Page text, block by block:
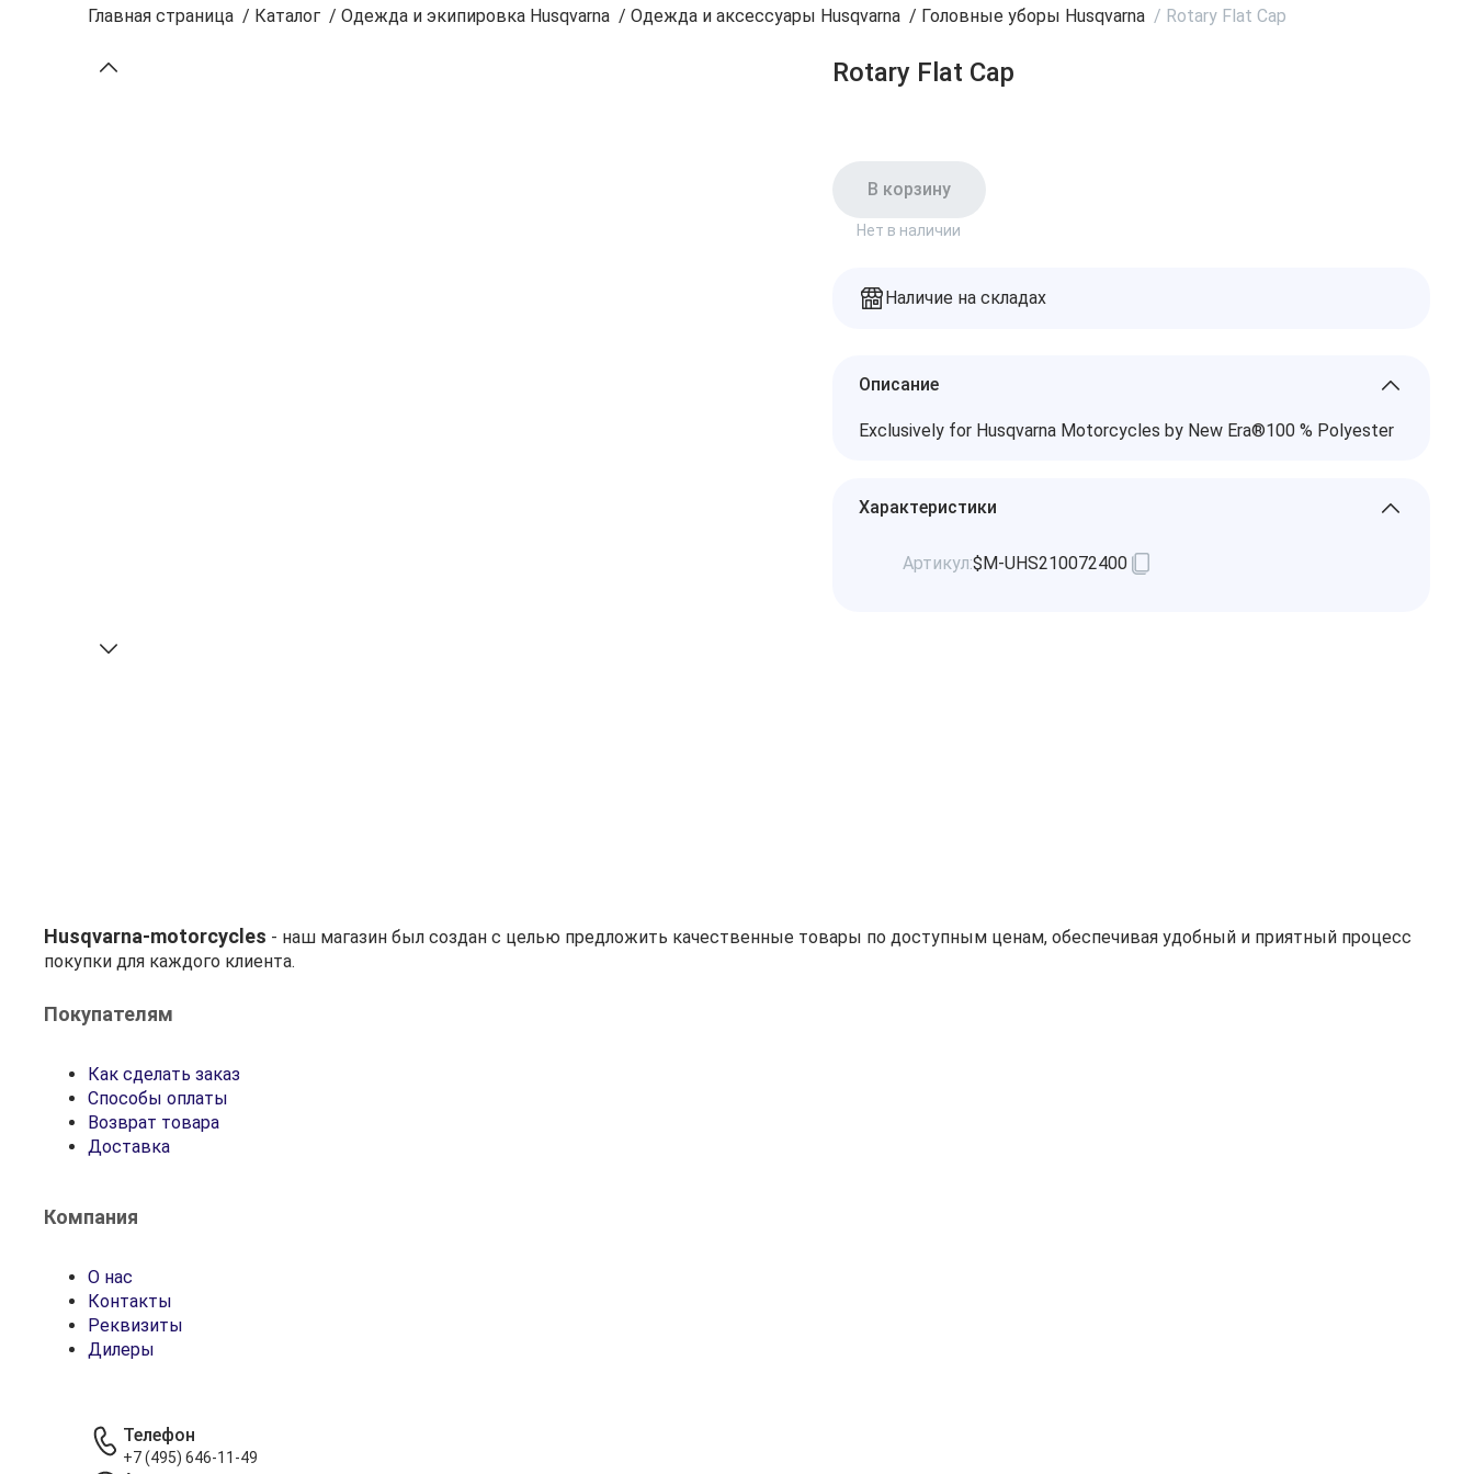
Главная страница / Каталог / Одежда и экипировка Husqvarna / Одежда и аксессуары Husqvarna / Головные уборы Husqvarna / Rotary Flat Cap
Rotary Flat Cap
В корзину
Нет в наличии
Наличие на складах
Описание
Exclusively for Husqvarna Motorcycles by New Era®100 % Polyester
Характеристики
Артикул:$M-UHS210072400
Husqvarna-motorcycles - наш магазин был создан с целью предложить качественные товары по доступным ценам, обеспечивая удобный и приятный процесс
покупки для каждого клиента.
Покупателям
Как сделать заказ
Способы оплаты
Возврат товара
Доставка
Компания
О нас
Контакты
Реквизиты
Дилеры
Телефон
+7 (495) 646-11-49